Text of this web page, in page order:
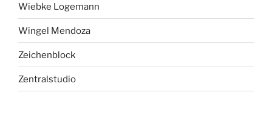
Wiebke Logemann
Wingel Mendoza
Zeichenblock
Zentralstudio